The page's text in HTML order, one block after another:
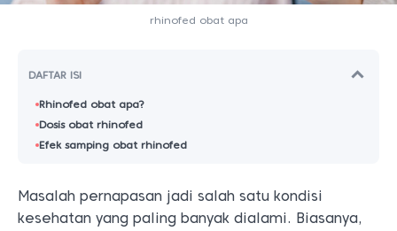
rhinofed obat apa
DAFTAR ISI
Rhinofed obat apa?
Dosis obat rhinofed
Efek samping obat rhinofed
Masalah pernapasan jadi salah satu kondisi
kesehatan yang paling banyak dialami. Biasanya,